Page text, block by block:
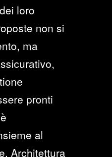
loro
non si
ma
pronti
al
Architettura